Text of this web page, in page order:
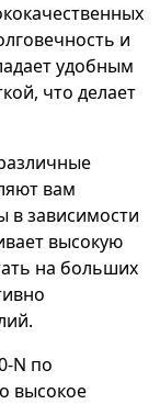
и
удобным
что делает
вам
зависимости
высокую
на больших
N по
высокое